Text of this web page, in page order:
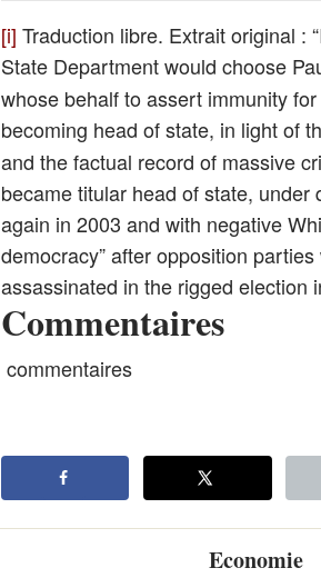
[i] Traduction libre. Extrait original :
State Department would choose
whose behalf to assert immunity
becoming head of state, in light of
and the factual record of massive
became titular head of state,
again in 2003 and with negative
democracy” after opposition
assassinated in the rigged election
Commentaires
commentaires
Economie